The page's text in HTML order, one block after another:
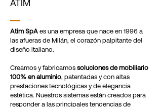
ATIM
Atim SpA es una empresa que nace en 1996 a
las afueras de Milán, el corazón palpitante del
diseño italiano.
Creamos y fabricamos soluciones de mobiliario
100% en aluminio, patentadas y con altas
prestaciones tecnológicas y de elegancia
estética. Nuestros sistemas están creados para
responder a las principales tendencias de